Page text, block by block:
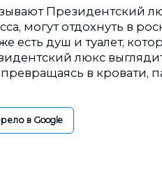
Президентский
могут отдохнуть в
есть душ и туалет,
люкс
в кровати,
в Google